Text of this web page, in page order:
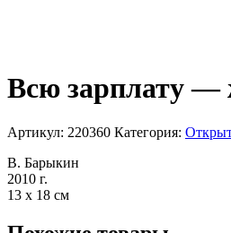
Всю зарплату —
Артикул: 220360 Категория:
В. Барыкин
2010 г.
13 х 18 см